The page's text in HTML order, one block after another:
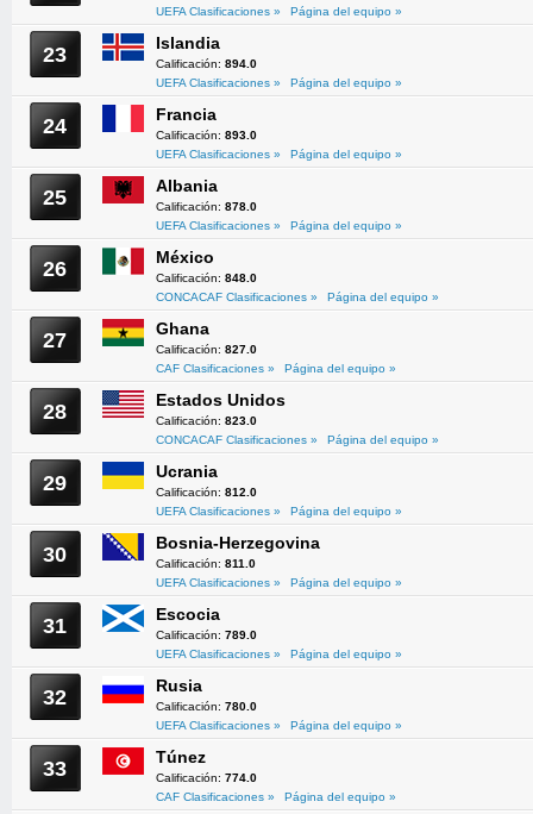
UEFA Clasificaciones »
Página del equipo »
23 Islandia
Calificación: 894.0
UEFA Clasificaciones »
Página del equipo »
24 Francia
Calificación: 893.0
UEFA Clasificaciones »
Página del equipo »
25 Albania
Calificación: 878.0
UEFA Clasificaciones »
Página del equipo »
26 México
Calificación: 848.0
CONCACAF Clasificaciones »
Página del equipo »
27 Ghana
Calificación: 827.0
CAF Clasificaciones »
Página del equipo »
28 Estados Unidos
Calificación: 823.0
CONCACAF Clasificaciones »
Página del equipo »
29 Ucrania
Calificación: 812.0
UEFA Clasificaciones »
Página del equipo »
30 Bosnia-Herzegovina
Calificación: 811.0
UEFA Clasificaciones »
Página del equipo »
31 Escocia
Calificación: 789.0
UEFA Clasificaciones »
Página del equipo »
32 Rusia
Calificación: 780.0
UEFA Clasificaciones »
Página del equipo »
33 Túnez
Calificación: 774.0
CAF Clasificaciones »
Página del equipo »